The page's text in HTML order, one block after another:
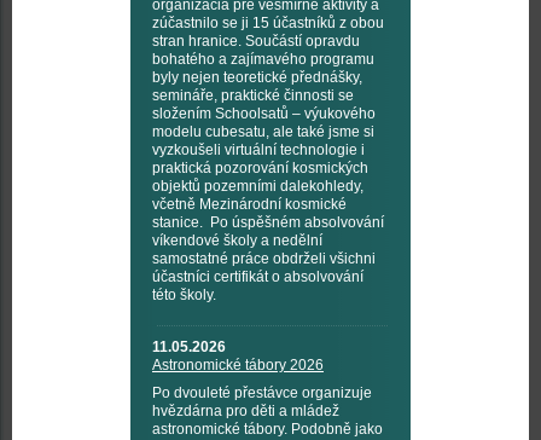
organizácia pre vesmírné aktivity a
zúčastnilo se ji 15 účastníků z obou
stran hranice. Součástí opravdu
bohatého a zajímavého programu
byly nejen teoretické přednášky,
semináře, praktické činnosti se
složením Schoolsatů – výukového
modelu cubesatu, ale také jsme si
vyzkoušeli virtuální technologie i
praktická pozorování kosmických
objektů pozemními dalekohledy,
včetně Mezinárodní kosmické
stanice. Po úspěšném absolvování
víkendové školy a nedělní
samostatné práce obdrželi všichni
účastníci certifikát o absolvování
této školy.
11.05.2026
Astronomické tábory 2026
Po dvouleté přestávce organizuje
hvězdárna pro děti a mládež
astronomické tábory. Podobně jako